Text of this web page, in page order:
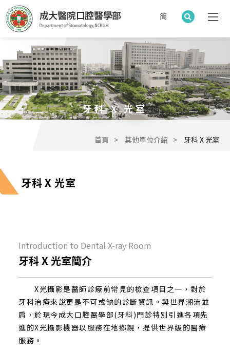
简
牙科 X 光室
首頁 其他單位介紹 牙科 X 光室
牙科 X 光室
Introduction to Dental X-ray Room
牙科 X 光室簡介
X光攝影是醫師診療前常見的檢查項目之一，對於
牙科治療來說更是不可或缺的診斷資訊。與世界潮流並
肩，於現今成大口腔醫學部(牙科)門診特別引進各項先
進的X光攝影機器以服務在地鄉親，提供世界級的醫療
服務。